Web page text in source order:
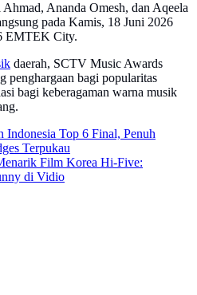
Ananda Omesh, dan Aqeela
pada Kamis, 18 Juni 2026
EMTEK City.
daerah, SCTV Music Awards
penghargaan bagi popularitas
bagi keberagaman warna musik
Indonesia Top 6 Final, Penuh
Terpukau
Film Korea Hi-Five:
di Vidio